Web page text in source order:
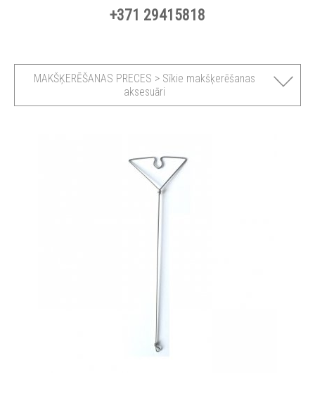
+371 29415818
MAKŠĶERĒŠANAS PRECES > Sīkie makšķerēšanas
aksesuāri